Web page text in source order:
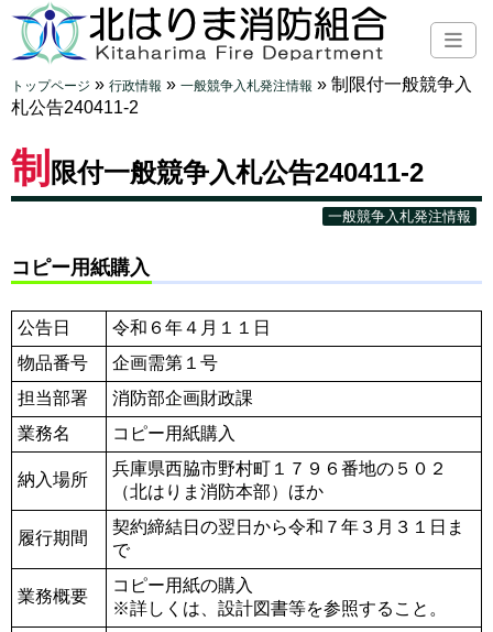
トップページ » 行政情報 » 一般競争入札発注情報 » 制限付一般競争入
札公告240411-2
制 限付一般競争入札公告240411-2
一般競争入札発注情報
コピー用紙購入
公告日
令和６年４月１１日
物品番号
企画需第１号
担当部署
消防部企画財政課
業務名
コピー用紙購入
納入場所
兵庫県西脇市野村町１７９６番地の５０２
（北はりま消防本部）ほか
履行期間
契約締結日の翌日から令和７年３月３１日ま
で
業務概要
コピー用紙の購入
※詳しくは、設計図書等を参照すること。